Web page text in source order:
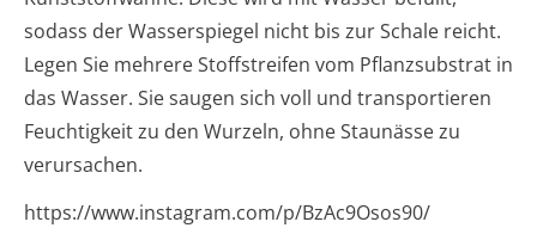
sodass der Wasserspiegel nicht bis zur Schale reicht.
Legen Sie mehrere Stoffstreifen vom Pflanzsubstrat in
das Wasser. Sie saugen sich voll und transportieren
Feuchtigkeit zu den Wurzeln, ohne Staunässe zu
verursachen.
https://www.instagram.com/p/BzAc9Osos90/